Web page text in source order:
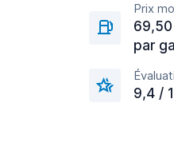
Prix
69,50
par
9,4 /